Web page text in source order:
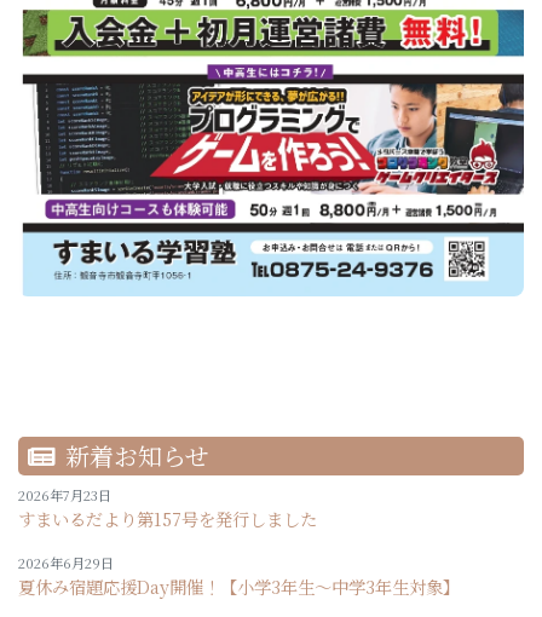
新着お知らせ
2026年7月23日
すまいるだより第157号を発行しました
2026年6月29日
夏休み宿題応援Day開催！【小学3年生～中学3年生対象】